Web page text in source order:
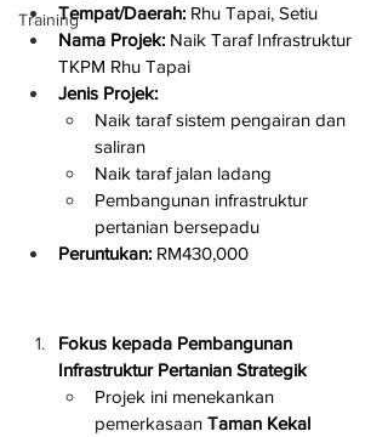
TrainingTempat/Daerah: Rhu Tapai, Setiu
Nama Projek: Naik Taraf Infrastruktur
TKPM Rhu Tapai
Jenis Projek:
Naik taraf sistem pengairan dan
saliran
Naik taraf jalan ladang
Pembangunan infrastruktur
pertanian bersepadu
Peruntukan: RM430,000
Fokus kepada Pembangunan
Infrastruktur Pertanian Strategik
Projek ini menekankan
pemerkasaan Taman Kekal